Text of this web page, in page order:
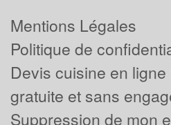
Mentions Légales
Politique de
Devis cuisine en ligne
gratuite et sans
Suppression de mon